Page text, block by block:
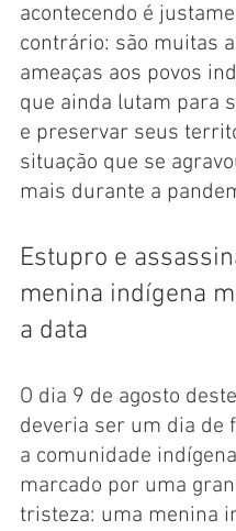
acontecendo é
contrário: são muitas
ameaças aos povos
que ainda lutam para
e preservar seus
situação que se
mais durante a
Estupro e
menina indígena
a data
O dia 9 de agosto
deveria ser um dia de
a comunidade
marcado por uma
tristeza: uma menina